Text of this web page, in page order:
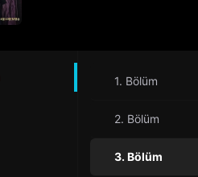
1. Bölüm
2. Bölüm
3. Bölüm